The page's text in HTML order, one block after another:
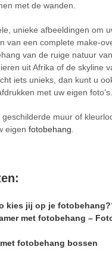
met de wanden.
unieke afbeeldingen om
van een complete make-
van de ruige natuur
uit Afrika of de skyline
iets unieks, dan kunt u
met uw eigen foto’s.
muur of
eigen fotobehang
kies jij op je
met fotobehang –
fotobehang bossen